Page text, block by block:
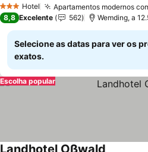
3 EstrelasHotel Apartamentos modernos
8,8 Excelente 562 Wemding, a
Selecione as datas para ver os
exatos.
Escolha popular
Landhotel Oßwald